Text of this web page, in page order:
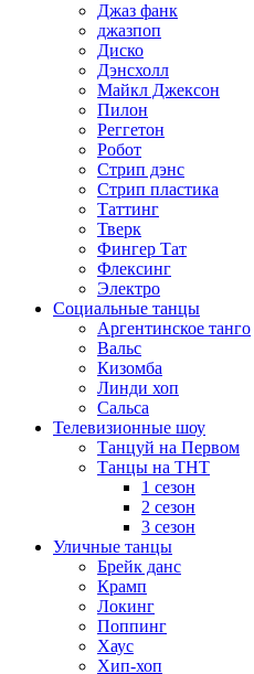
Джаз фанк
джазпоп
Диско
Дэнсхолл
Майкл Джексон
Пилон
Реггетон
Робот
Стрип дэнс
Стрип пластика
Таттинг
Тверк
Фингер Тат
Флексинг
Электро
Социальные танцы
Аргентинское танго
Вальс
Кизомба
Линди хоп
Сальса
Телевизионные шоу
Танцуй на Первом
Танцы на ТНТ
1 сезон
2 сезон
3 сезон
Уличные танцы
Брейк данс
Крамп
Локинг
Поппинг
Хаус
Хип-хоп